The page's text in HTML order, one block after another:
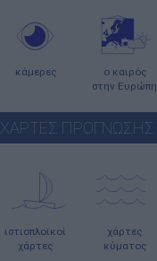
κάμερες
ο καιρός
στην Ευρώπη
ΧΑΡΤΕΣ ΠΡΟΓΝΩΣΗΣ
ιστιοπλοϊκοί
χάρτες
χάρτες
κύματος